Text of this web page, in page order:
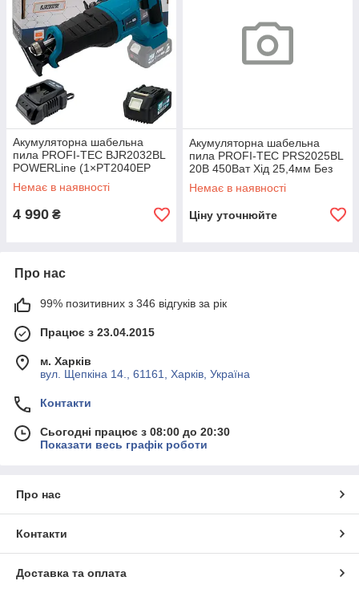
Акумуляторна шабельна
пила PROFI-TEC BJR2032BL
POWERLine (1×PT2040EP
(4.0 Аг), зарядний пристрій)
Немає в наявності
4 990 ₴
Акумуляторна шабельна
пила PROFI-TEC PRS2025BL
20В 450Ват Хід 25,4мм Без
Акб та ЗП
Немає в наявності
Ціну уточнюйте
Про нас
99% позитивних з 346 відгуків за рік
Працює з 23.04.2015
м. Харків
вул. Щепкіна 14., 61161, Харків, Україна
Контакти
Сьогодні працює з 08:00 до 20:30
Показати весь графік роботи
Про нас
Контакти
Доставка та оплата